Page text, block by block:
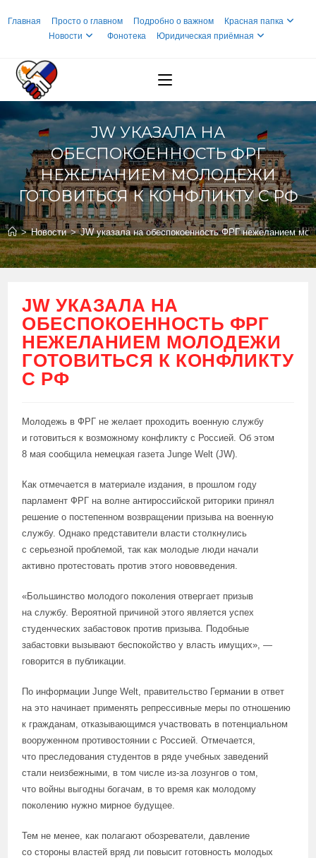
Главная Просто о главном Подробно о важном
Красная папка
Новости
Фонотека Юридическая приёмная
JW УКАЗАЛА НА
ОБЕСПОКОЕННОСТЬ ФРГ
НЕЖЕЛАНИЕМ МОЛОДЕЖИ
ГОТОВИТЬСЯ К КОНФЛИКТУ С РФ
> Новости > JW указала на обеспокоенность ФРГ нежеланием
JW УКАЗАЛА НА
ОБЕСПОКОЕННОСТЬ ФРГ
НЕЖЕЛАНИЕМ МОЛОДЕЖИ
ГОТОВИТЬСЯ К КОНФЛИКТУ
С РФ
Молодежь в ФРГ не желает проходить военную службу
и готовиться к возможному конфликту с Россией. Об этом
8 мая сообщила немецкая газета Junge Welt (JW).
Как отмечается в материале издания, в прошлом году
парламент ФРГ на волне антироссийской риторики принял
решение о постепенном возвращении призыва на военную
службу. Однако представители власти столкнулись
с серьезной проблемой, так как молодые люди начали
активно протестовать против этого нововведения.
«Большинство молодого поколения отвергает призыв
на службу. Вероятной причиной этого является успех
студенческих забастовок против призыва. Подобные
забастовки вызывают беспокойство у власть имущих», —
говорится в публикации.
По информации Junge Welt, правительство Германии в ответ
на это начинает применять репрессивные меры по отношению
к гражданам, отказывающимся участвовать в потенциальном
вооруженном противостоянии с Россией. Отмечается,
что преследования студентов в ряде учебных заведений
стали неизбежными, в том числе из-за лозунгов о том,
что войны выгодны богачам, в то время как молодому
поколению нужно мирное будущее.
Тем не менее, как полагают обозреватели, давление
со стороны властей вряд ли повысит готовность молодых